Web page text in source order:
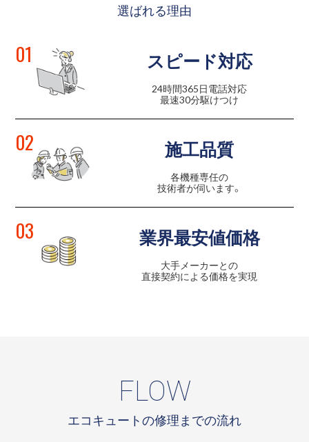
選ばれる理由
01 スピード対応
24時間365日電話対応
最速30分駆けつけ
02 施工品質
各機種専任の
技術者が伺います。
03 業界最安値価格
大手メーカーとの
直接契約による価格を実現
FLOW
エコキュートの修理までの流れ